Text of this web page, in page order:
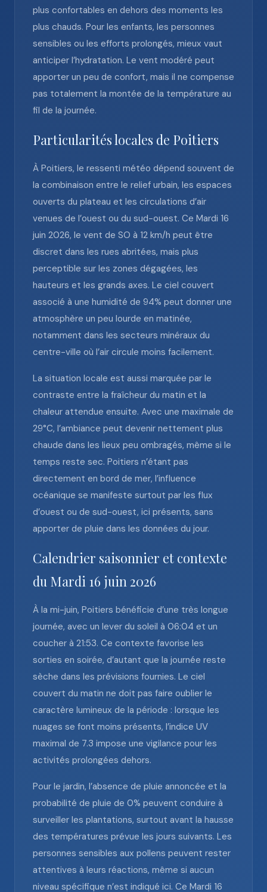
plus confortables en dehors des moments les
plus chauds. Pour les enfants, les personnes
sensibles ou les efforts prolongés, mieux vaut
anticiper l’hydratation. Le vent modéré peut
apporter un peu de confort, mais il ne compense
pas totalement la montée de la température au
fil de la journée.
Particularités locales de Poitiers
À Poitiers, le ressenti météo dépend souvent de
la combinaison entre le relief urbain, les espaces
ouverts du plateau et les circulations d’air
venues de l’ouest ou du sud-ouest. Ce Mardi 16
juin 2026, le vent de SO à 12 km/h peut être
discret dans les rues abritées, mais plus
perceptible sur les zones dégagées, les
hauteurs et les grands axes. Le ciel couvert
associé à une humidité de 94% peut donner une
atmosphère un peu lourde en matinée,
notamment dans les secteurs minéraux du
centre-ville où l’air circule moins facilement.
La situation locale est aussi marquée par le
contraste entre la fraîcheur du matin et la
chaleur attendue ensuite. Avec une maximale de
29°C, l’ambiance peut devenir nettement plus
chaude dans les lieux peu ombragés, même si le
temps reste sec. Poitiers n’étant pas
directement en bord de mer, l’influence
océanique se manifeste surtout par les flux
d’ouest ou de sud-ouest, ici présents, sans
apporter de pluie dans les données du jour.
Calendrier saisonnier et contexte
du Mardi 16 juin 2026
À la mi-juin, Poitiers bénéficie d’une très longue
journée, avec un lever du soleil à 06:04 et un
coucher à 21:53. Ce contexte favorise les
sorties en soirée, d’autant que la journée reste
sèche dans les prévisions fournies. Le ciel
couvert du matin ne doit pas faire oublier le
caractère lumineux de la période : lorsque les
nuages se font moins présents, l’indice UV
maximal de 7.3 impose une vigilance pour les
activités prolongées dehors.
Pour le jardin, l’absence de pluie annoncée et la
probabilité de pluie de 0% peuvent conduire à
surveiller les plantations, surtout avant la hausse
des températures prévue les jours suivants. Les
personnes sensibles aux pollens peuvent rester
attentives à leurs réactions, même si aucun
niveau spécifique n’est indiqué ici. Ce Mardi 16